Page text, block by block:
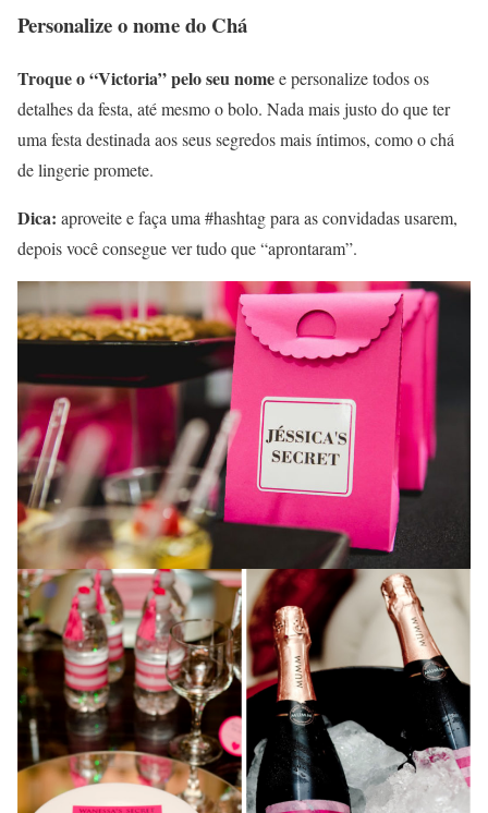
Personalize o nome do Chá
Troque o “Victoria” pelo seu nomee personalize todos os
detalhes da festa, até mesmo o bolo. Nada mais justo do que ter
uma festa destinada aos seus segredos mais íntimos, como o chá
de lingerie promete.
Dica: aproveite e faça uma #hashtag para as convidadas usarem,
depois você consegue ver tudo que “aprontaram”.